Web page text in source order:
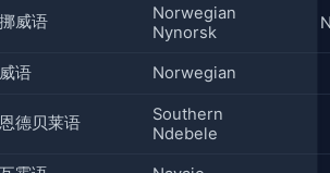
威语
Norwegian
Nynorsk
语 Norwegian
德贝莱语
Southern
Ndebele